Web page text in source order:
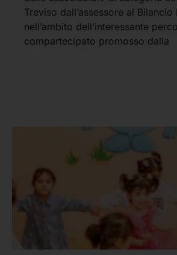
Treviso dall’assessore al
nell’ambito dell’interessante
compartecipato promosso dalla